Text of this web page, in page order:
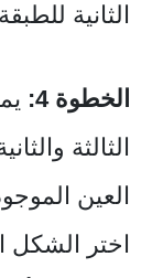
الثانية
الخطوة 4:
الثالثة
العين
اختر الشكل